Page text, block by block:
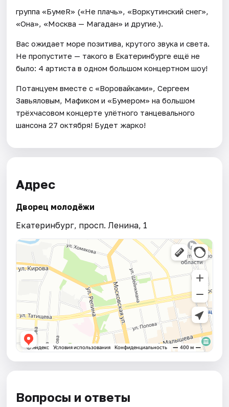
группа «БумеR» («Не плачь», «Воркутинский снег»,
«Она», «Москва — Магадан» и другие.).
Вас ожидает море позитива, крутого звука и света.
Не пропустите — такого в Екатеринбурге ещё не
было: 4 артиста в одном большом концертном шоу!
Потанцуем вместе с «Воровайками», Сергеем
Завьяловым, Мафиком и «Бумером» на большом
трёхчасовом концерте улётного танцевального
шансона 27 октября! Будет жарко!
Адрес
Дворец молодёжи
Екатеринбург, просп. Ленина, 1
Вопросы и ответы